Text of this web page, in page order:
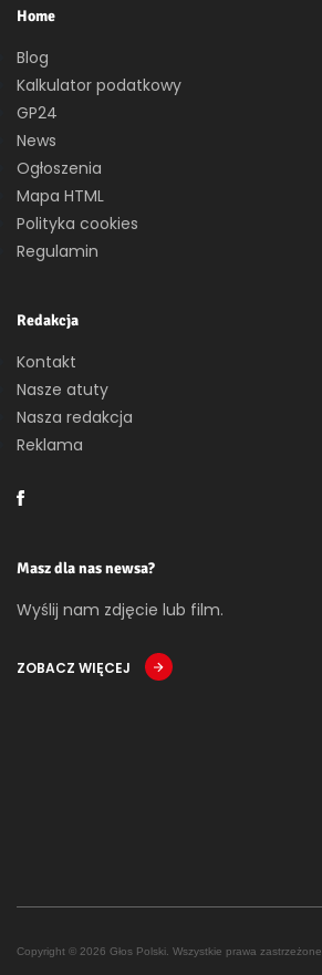
Home
Blog
Kalkulator podatkowy
GP24
News
Ogłoszenia
Mapa HTML
Polityka cookies
Regulamin
Redakcja
Kontakt
Nasze atuty
Nasza redakcja
Reklama
Masz dla nas newsa?
Wyślij nam zdjęcie lub film.
ZOBACZ WIĘCEJ
Copyright © 2026 Głos Polski. Wszystkie prawa zastrzeżone.